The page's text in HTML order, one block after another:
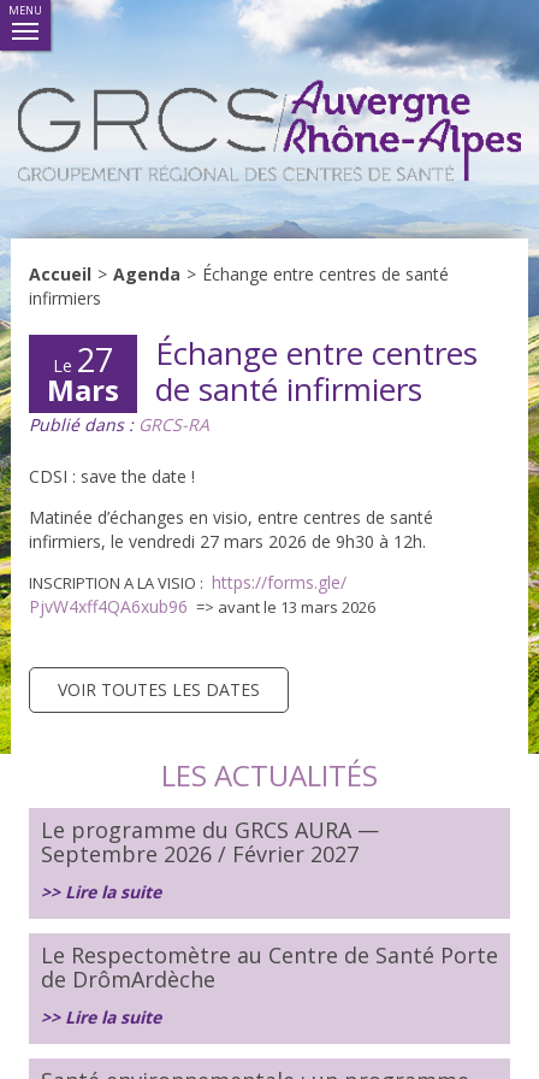
MENU
Accueil > Agenda > Échange entre centres de santé
infirmiers
Le 27
Mars
Échange entre centres
de santé infirmiers
Publié dans : GRCS-RA
CDSI : save the date !
Matinée d’échanges en visio, entre centres de santé
infirmiers, le vendredi 27 mars 2026 de 9h30 à 12h.
INSCRIPTION A LA VISIO : https://forms.gle/
PjvW4xff4QA6xub96 => avant le 13 mars 2026
VOIR TOUTES LES DATES
LES ACTUALITÉS
Le programme du GRCS AURA —
Septembre 2026 / Février 2027
>> Lire la suite
Le Respectomètre au Centre de Santé Porte
de DrômArdèche
>> Lire la suite